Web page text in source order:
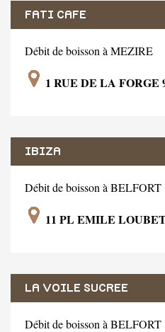
FATI CAFE
Débit de boisson à MEZIRE
1 RUE DE LA FORGE
IBIZA
Débit de boisson à BELFORT
11 PL EMILE
LA VOILE SUCREE
Débit de boisson à BELFORT